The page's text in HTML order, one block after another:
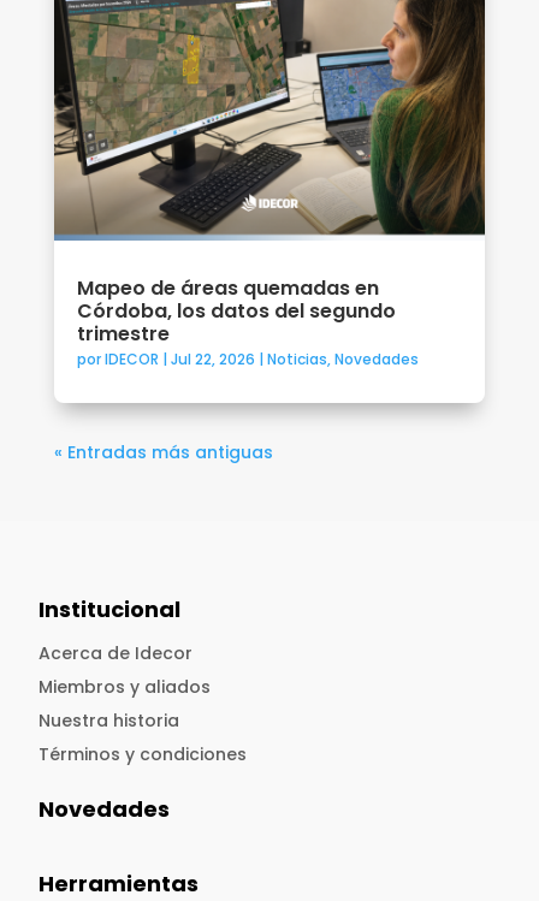
Mapeo de áreas quemadas en
Córdoba, los datos del segundo
trimestre
porIDECOR | Jul 22, 2026 | Noticias,Novedades
« Entradas más antiguas
Institucional
Acerca de Idecor
Miembros y aliados
Nuestra historia
Términos y condiciones
Novedades
Herramientas